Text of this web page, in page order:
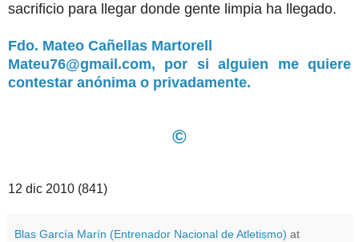
sacrificio para llegar donde gente limpia ha llegado.
Fdo. Mateo Cañellas Martorell
Mateu76@gmail.com, por si alguien me quiere
contestar anónima o privadamente.
©
12 dic 2010 (841)
Blas García Marín (Entrenador Nacional de Atletismo) at